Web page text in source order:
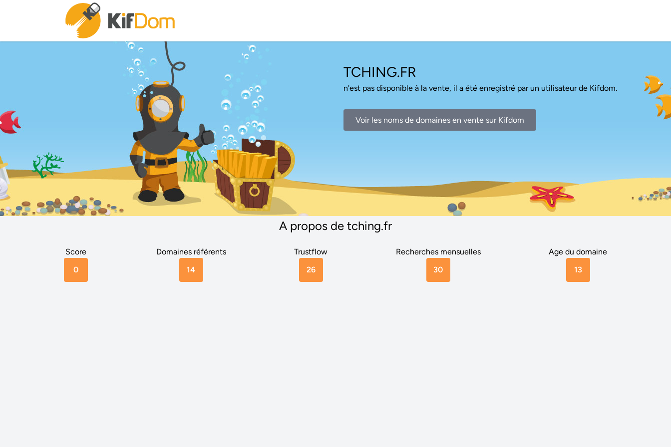
TCHING.FR
n'est pas disponible à la vente, il a été enregistré par un utilisateur de Kifdom.
Voir les noms de domaines en vente sur Kifdom
A propos de tching.fr
Score
0
Domaines référents
14
Trustflow
26
Recherches mensuelles
30
Age du domaine
13